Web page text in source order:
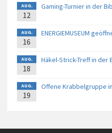
AUG.
12
Gaming-Turnier in der
AUG.
16
ENERGIEMUSEUM
AUG.
18
Häkel-Strick-Treff in der
AUG.
19
Offene Krabbelgruppe